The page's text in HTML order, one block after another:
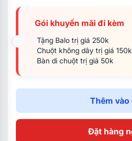
Gói khuyến mãi đi kèm
Tặng Balo trị giá 250k
Chuột không dây trị giá 150k
Bàn di chuột trị giá 50k
Thêm vào
Đặt hàng